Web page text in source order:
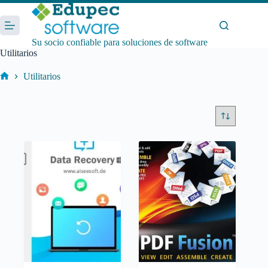
Saltar
al
contenido
Su socio confiable para soluciones de software
Utilitarios
Utilitarios